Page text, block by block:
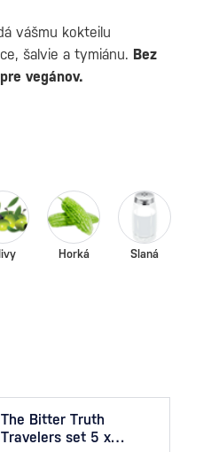
vášmu kokteilu
šalvie a tymiánu. Bez
vegánov.
Horká Slaná
The Bitter Truth
Travelers set 5 x